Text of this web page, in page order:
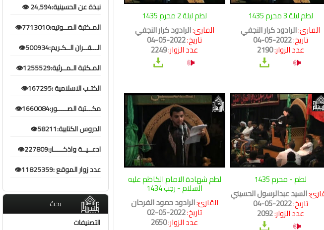
لطم ليلة 3 محرم 1435
القارئ:الرادود كرار النجفي
تاريخ:2022-05-04
عدد الزوار:2190
لطم ليلة 2 محرم 1435
القارئ:الرادود كرار النجفي
تاريخ:2022-05-04
عدد الزوار:2249
لطم - محرم 1435
السيد عبدالرسول الحسيني
تاريخ:2022-05-04
عدد الزوار:2092
لطم شهادة الامام الكاظم عليه
السلام - رجب 1434
القارئ:الرادود حمود الفرحان
تاريخ:2022-05-02
عدد الزوار:2650
نبذة عن الحسينية:24,594 👁️
المـكتبة الصــوتيه:7713010👁️
الـــقــران الــكـريم:500934👁️
المـكتبة الـمــرئية:1255529👁️
الكتـب الاسلامية :167295👁️
مكـــتبة الصـــــور:1660084👁️
الدروس الكتابية:58211👁️
ادعــيــة واذكـــــار:227809👁️
عدد زوار الموقع :11825359👁️
بحث
التصنيفات